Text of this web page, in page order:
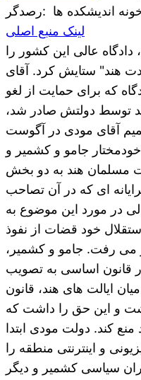
اندیشکده ها :رصدگر
لینک منبع اصلی
دادگاه عالی این کشور را
هند" ستایش کرد. آقای
که برای حمایت از لغو
هند توسط دولتش صادر شد،
آقای مودی در آگوست
خودمختار جامو و کشمیر و
مسلمان هند به دو بخش
ای که در آن تصاحب
در مورد این موضوع به
خود قضات از نفوذ
می رفت. جامو و کشمیر،
قانون اساسی به تصویب
ایالت های هند، قانون
و این حق را داشت که
کند. دولت مودی ابتدا
و اینترنتی منطقه را
سیاسی کشمیر و دیگر